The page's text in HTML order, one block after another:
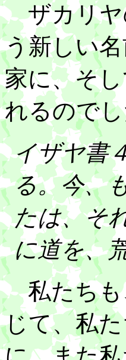
ザカリヤ
う新しい
家に、そ
れるので
イザヤ書
る。今、
たは、そ
に道を、
私たちも
じて、私